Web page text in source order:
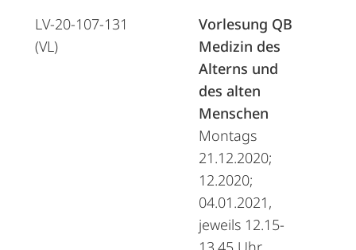
LV-20-107-131
(VL)
Vorlesung QB
Medizin des
Alterns und
des alten
Menschen
Montags
21.12.2020;
12.2020;
04.01.2021,
jeweils 12.15-